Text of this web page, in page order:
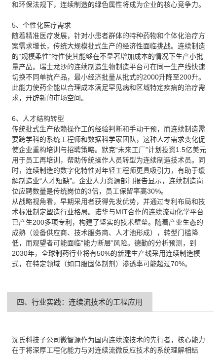
和环保法规下，连续制造的绿色属性将成为企业的核心竞争力。
5、个性化医疗需求
随着精准医疗发展，针对小患者群体的特种药物和个体化治疗方
案需求增长，传统大规模批式生产的经济性面临挑战。连续制造
的“规模柔性”特性使其能够在不显著增加成本的情况下生产小批
量产品。瑞士龙沙的连续制造生物制造平台可在同一生产线快速
切换不同单抗产品，最小经济批量从批式的2000升降至200升。
此能力使药企能以合理成本满足罕见病和区域特定疾病的治疗需
求，开辟新的市场空间。
6、人才结构转型
传统批式生产依赖操作工的经验判断和手动干预，而连续制造需
要跨学科的系统工程师和数据科学家团队，这种人才需求变化促
使企业重构培训与招聘策略。默克“未来工厂”计划投资1.5亿美元
用于员工再培训，帮助传统操作人员转型为连续制造技术员。同
时，连续制造的数字化特性对年轻工程师更具吸引力，有助于缓
解制造业“人才短缺”。企业人力资源部门报告显示，连续制造岗
位应聘数量是传统岗位的3倍，员工保留率高30%。
从战略视角看，早期采用者获得先发优势，并通过专利布局和技
术标准制定塑造行业格局。诺华与MIT合作的连续流动化学平台
已产生200多项专利，构建了坚实的技术壁垒。随着产业生态的
成熟（设备供应商、技术服务商、人才池形成），转型门槛降
低，而观望者可能面临“能力断层”风险。德勤的分析预测，到
2030年，全球制药行业将有50%的新建生产线采用连续制造模
式，在特定领域（如口服固体制剂）渗透率可能超过70%。
四、行业实践：连续流技术的工程应用
沈氏科技子公司微智源作为国内连续流技术的先行者，核心能力
在于将深厚工程化能力与对连续流微反应技术的系统理解相结